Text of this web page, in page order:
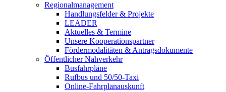
Regionalmanagement
Handlungsfelder & Projekte
LEADER
Aktuelles & Termine
Unsere Kooperationspartner
Fördermodalitäten & Antragsdokumente
Öffentlicher Nahverkehr
Busfahrpläne
Rufbus und 50/50-Taxi
Online-Fahrplanauskunft